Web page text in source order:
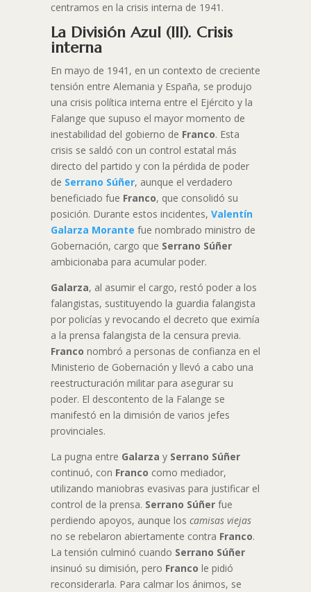
centramos en la crisis interna de 1941.
La División Azul (III). Crisis
interna
En mayo de 1941, en un contexto de creciente
tensión entre Alemania y España, se produjo
una crisis política interna entre el Ejército y la
Falange que supuso el mayor momento de
inestabilidad del gobierno de Franco. Esta
crisis se saldó con un control estatal más
directo del partido y con la pérdida de poder
de Serrano Súñer, aunque el verdadero
beneficiado fue Franco, que consolidó su
posición. Durante estos incidentes, Valentín
Galarza Morante fue nombrado ministro de
Gobernación, cargo que Serrano Súñer
ambicionaba para acumular poder.
Galarza, al asumir el cargo, restó poder a los
falangistas, sustituyendo la guardia falangista
por policías y revocando el decreto que eximía
a la prensa falangista de la censura previa.
Franco nombró a personas de confianza en el
Ministerio de Gobernación y llevó a cabo una
reestructuración militar para asegurar su
poder. El descontento de la Falange se
manifestó en la dimisión de varios jefes
provinciales.
La pugna entre Galarza y Serrano Súñer
continuó, con Franco como mediador,
utilizando maniobras evasivas para justificar el
control de la prensa. Serrano Súñer fue
perdiendo apoyos, aunque los camisas viejas
no se rebelaron abiertamente contra Franco.
La tensión culminó cuando Serrano Súñer
insinuó su dimisión, pero Franco le pidió
reconsiderarla. Para calmar los ánimos, se